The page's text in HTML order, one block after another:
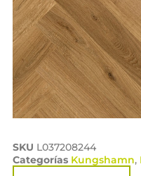
SKU L037208244
Categorías Kungshamn,